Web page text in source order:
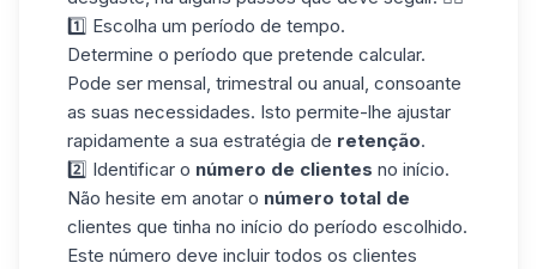
1️⃣ Escolha um período de tempo.
Determine o período que pretende calcular.
Pode ser mensal, trimestral ou anual, consoante
as suas necessidades. Isto permite-lhe ajustar
rapidamente a sua estratégia de retenção.
2️⃣ Identificar o número de clientes no início.
Não hesite em anotar o número total de
clientes que tinha no início do período escolhido.
Este número deve incluir todos os clientes